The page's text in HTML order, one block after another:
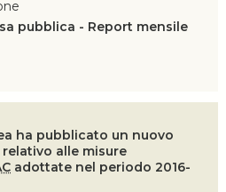
pubblica - Report mensile
ha pubblicato un nuovo
alle misure
adottate nel periodo 2016-